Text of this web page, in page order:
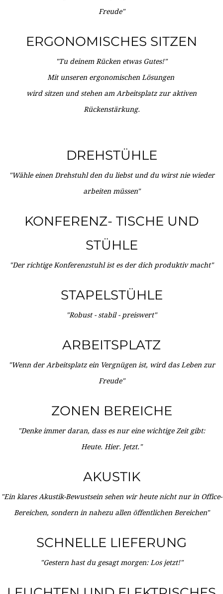
Freude"
ERGONOMISCHES SITZEN
"Tu deinem Rücken etwas Gutes!"
Mit unseren ergonomischen Lösungen
wird sitzen und stehen am Arbeitsplatz zur aktiven
Rückenstärkung.
DREHSTÜHLE
"Wähle einen Drehstuhl den du liebst und du wirst nie wieder
arbeiten müssen"
KONFERENZ- TISCHE UND
STÜHLE
"Der richtige Konferenzstuhl ist es der dich produktiv macht"
STAPELSTÜHLE
"Robust - stabil - preiswert"
ARBEITSPLATZ
"Wenn der Arbeitsplatz ein Vergnügen ist, wird das Leben zur
Freude"
ZONEN BEREICHE
"Denke immer daran, dass es nur eine wichtige Zeit gibt:
Heute. Hier. Jetzt."
AKUSTIK
"Ein klares Akustik-Bewustsein sehen wir heute nicht nur in Office-
Bereichen, sondern in nahezu allen öffentlichen Bereichen"
SCHNELLE LIEFERUNG
"Gestern hast du gesagt morgen: Los jetzt!"